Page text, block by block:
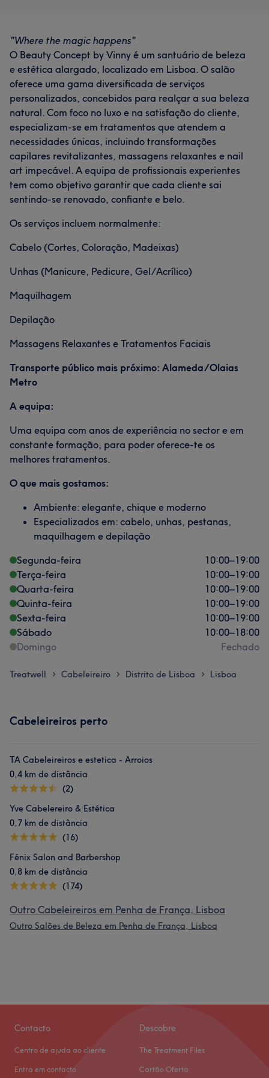
Serviços
Depilação Tratamento Facial
Tratamento de unhas
Cabeleireiro e Salão de Cabeleireiro
hair into luminous, natural-looking masterpieces. Vinny
prides herself on staying at the forefront of modern
techniques, continuously refining her craft to offer the
latest styles and treatments. Beyond her technical
expertise, she possesses a warm and engaging
communication style, making every client feel heard,
understood, and confident in her hands. Vinny doesn't
just style hair; she builds relationships and creates
beautiful, personalized experiences. Vinny is a
passionate and professional Makeup Artist specializing
in creating flawless, camera-ready looks for bridal,
editorial, and special events. With a deep
Vinny excels at enhancing natural beauty while
glow or a dramatic, bold transformation.
Portfólio
"Where the magic happens"
O Beauty Concept by Vinny é um santuário de beleza
e estética alargado, localizado em Lisboa. O salão
oferece uma gama diversificada de serviços
personalizados, concebidos para realçar a sua beleza
natural. Com foco no luxo e na satisfação do cliente,
especializam-se em tratamentos que atendem a
necessidades únicas, incluindo transformações
capilares revitalizantes, massagens relaxantes e nail
art impecável. A equipa de profissionais experientes
tem como objetivo garantir que cada cliente sai
sentindo-se renovado, confiante e belo.
Os serviços incluem normalmente:
Cabelo (Cortes, Coloração, Madeixas)
Unhas (Manicure, Pedicure, Gel/Acrílico)
Maquilhagem
Depilação
Massagens Relaxantes e Tratamentos Faciais
Transporte público mais próximo: Alameda/Olaias
Metro
A equipa:
Uma equipa com anos de experiência no sector e em
constante formação, para poder oferece-te os
melhores tratamentos.
O que mais gostamos:
Ambiente: elegante, chique e moderno
Especializados em: cabelo, unhas, pestanas,
maquilhagem e depilação
Segunda-feira
10:00–19:00
Terça-feira
10:00–19:00
Quarta-feira
10:00–19:00
Quinta-feira
10:00–19:00
Sexta-feira
10:00–19:00
Sábado
10:00–18:00
Domingo
Fechado
Treatwell > Cabeleireiro > Distrito de Lisboa > Lisboa
Cabeleireiros perto
TA Cabeleireiros e estetica - Arroios
0,4 km de distância
(2)
Yve Cabelereiro & Estética
0,7 km de distância
(16)
Fénix Salon and Barbershop
0,8 km de distância
(174)
Outro Cabeleireiros em Penha de França, Lisboa
Outro Salões de Beleza em Penha de França, Lisboa
Contacto
Centro de ajuda ao cliente
Entra em contacto
Descobre
The Treatment Files
Cartão Oferta